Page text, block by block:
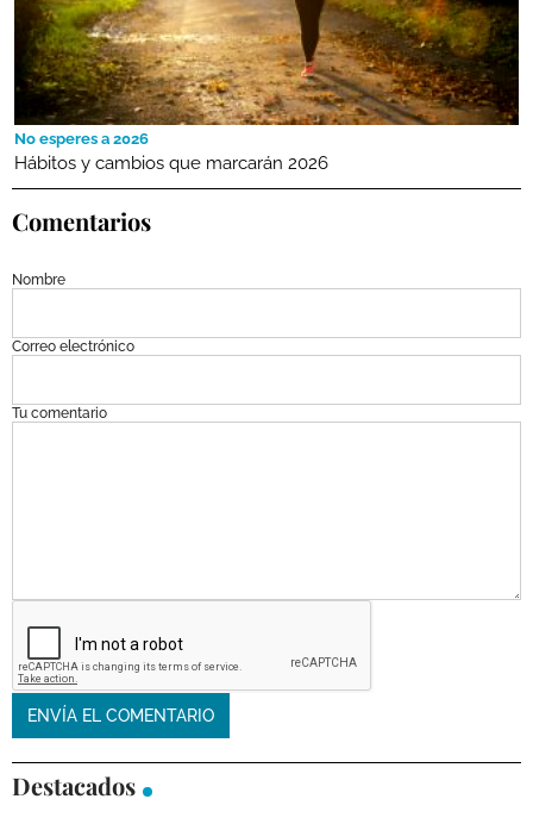
No esperes a 2026
Hábitos y cambios que marcarán 2026
Comentarios
Nombre
Correo electrónico
Tu comentario
Destacados